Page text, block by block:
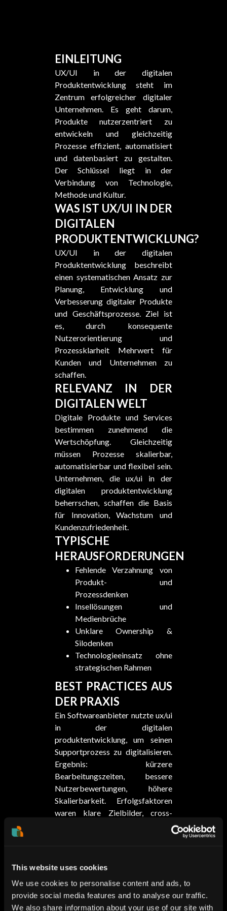
This website uses cookies
We use cookies to personalise content and ads, to
provide social media features and to analyse our traffic.
We also share information about your use of our site with
EINLEITUNG
UX/UI in der digitalen
Produktentwicklung steht im
Zentrum erfolgreicher digitaler
Unternehmen. Es geht darum,
Produkte nutzerzentriert zu
entwickeln und gleichzeitig
Prozesse effizient, automatisiert
und datenbasiert zu gestalten.
Der Schlüssel liegt in der
Verbindung von Technologie,
Methode und Kultur.
WAS IST UX/UI IN DER
DIGITALEN
PRODUKTENTWICKLUNG?
UX/UI in der digitalen
Produktentwicklung beschreibt
einen systematischen Ansatz zur
Planung, Entwicklung und
Verbesserung digitaler Produkte
und Geschäftsprozesse. Ziel ist
es, durch konsequente
Nutzerorientierung und
Prozessklarheit Mehrwert für
Kunden und Unternehmen zu
schaffen.
RELEVANZ IN DER
DIGITALEN WELT
Digitale Produkte und Services
bestimmen zunehmend die
Wertschöpfung. Gleichzeitig
müssen Prozesse skalierbar,
automatisierbar und flexibel sein.
Unternehmen, die ux/ui in der
digitalen produktentwicklung
beherrschen, schaffen die Basis
für Innovation, Wachstum und
Kundenzufriedenheit.
TYPISCHE
HERAUSFORDERUNGEN
Fehlende Verzahnung von
Produkt- und
Prozessdenken
Insellösungen und
Medienbrüche
Unklare Ownership &
Silodenken
Technologieeinsatz ohne
strategischen Rahmen
BEST PRACTICES AUS
DER PRAXIS
Ein Softwareanbieter nutzte ux/ui
in der digitalen
produktentwicklung, um seinen
Supportprozess zu digitalisieren.
Ergebnis: kürzere
Bearbeitungszeiten, bessere
Nutzerbewertungen, höhere
Skalierbarkeit. Erfolgsfaktoren
waren klare Zielbilder, cross-
funktionale Teams und iterative
Analyse bestehender
Gemeinsames Zielbild &
Strategie-Workshops